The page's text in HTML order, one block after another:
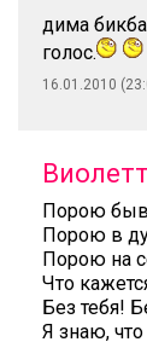
дима
голос.
16.01.2010
Порою
Порою в
Порою на
Что
Без тебя!
Я знаю,